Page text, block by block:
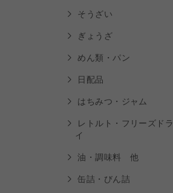
そうざい
ぎょうざ
めん類・パン
日配品
はちみつ・ジャム
レトルト・フリーズドラ
イ
油・調味料 他
缶詰・びん詰